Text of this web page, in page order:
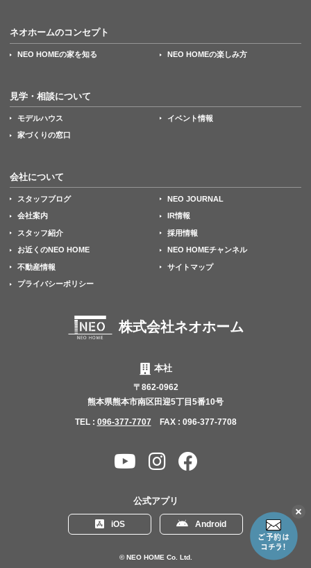
こ
ネオホームのコンセプト
NEO HOMEの家を知る NEO HOMEの楽しみ方
見学・相談について
モデルハウス イベント情報
家づくりの窓口
会社について
スタッフブログ NEO JOURNAL
会社案内 IR情報
スタッフ紹介 採用情報
お近くのNEO HOME NEO HOMEチャンネル
不動産情報 サイトマップ
プライバシーポリシー
株式会社ネオホーム
本社
〒862-0962
熊本県熊本市南区田迎5丁目5番10号
TEL : 096-377-7707 FAX : 096-377-7708
YouTube
ン
ネ
ル
Instagram
Facebook
公式アプリ
iOS Android
© NEO HOME Co. Ltd.